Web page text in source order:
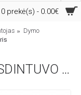
0 prekė(s) - 0.00€
Dymo
DYMO 1888662 SPAUSDINTUVO XTL 500 ADAPTERIS